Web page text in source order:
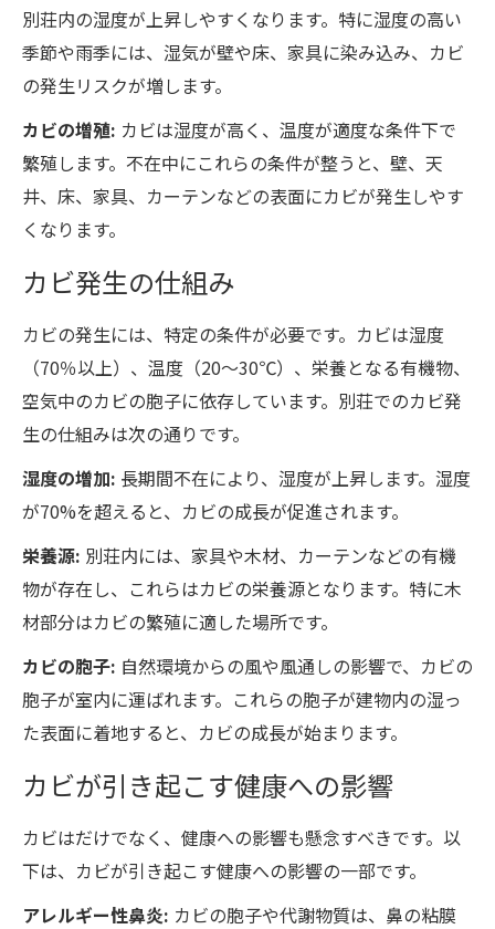
別荘内の湿度が上昇しやすくなります。特に湿度の高い
季節や雨季には、湿気が壁や床、家具に染み込み、カビ
の発生リスクが増します。
カビの増殖: カビは湿度が高く、温度が適度な条件下で
繁殖します。不在中にこれらの条件が整うと、壁、天
井、床、家具、カーテンなどの表面にカビが発生しやす
くなります。
カビ発生の仕組み
カビの発生には、特定の条件が必要です。カビは湿度
（70％以上）、温度（20～30℃）、栄養となる有機物、
空気中のカビの胞子に依存しています。別荘でのカビ発
生の仕組みは次の通りです。
湿度の増加: 長期間不在により、湿度が上昇します。湿度
が70%を超えると、カビの成長が促進されます。
栄養源: 別荘内には、家具や木材、カーテンなどの有機
物が存在し、これらはカビの栄養源となります。特に木
材部分はカビの繁殖に適した場所です。
カビの胞子: 自然環境からの風や風通しの影響で、カビの
胞子が室内に運ばれます。これらの胞子が建物内の湿っ
た表面に着地すると、カビの成長が始まります。
カビが引き起こす健康への影響
カビはだけでなく、健康への影響も懸念すべきです。以
下は、カビが引き起こす健康への影響の一部です。
アレルギー性鼻炎: カビの胞子や代謝物質は、鼻の粘膜